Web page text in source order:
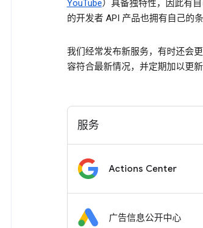
YouTube）具备独特性，因此有
的开发者 API 产品也拥有自己的条
我们经常发布新服务，有时还会
容符合最新情况，并定期加以更新
服务
Actions Center
广告信息公开中心